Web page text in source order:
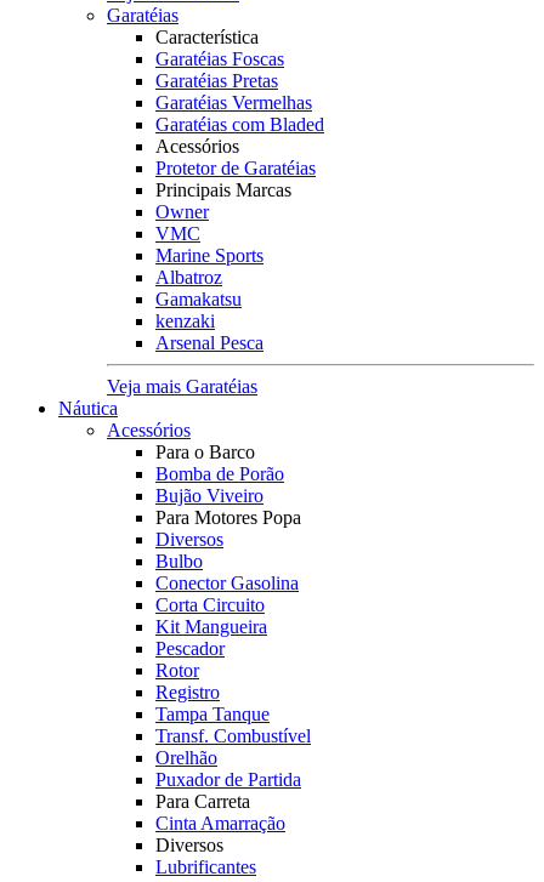
Garatéias
Característica
Garatéias Foscas
Garatéias Pretas
Garatéias Vermelhas
Garatéias com Bladed
Acessórios
Protetor de Garatéias
Principais Marcas
Owner
VMC
Marine Sports
Albatroz
Gamakatsu
kenzaki
Arsenal Pesca
Veja mais Garatéias
Náutica
Acessórios
Para o Barco
Bomba de Porão
Bujão Viveiro
Para Motores Popa
Diversos
Bulbo
Conector Gasolina
Corta Circuito
Kit Mangueira
Pescador
Rotor
Registro
Tampa Tanque
Transf. Combustível
Orelhão
Puxador de Partida
Para Carreta
Cinta Amarração
Diversos
Lubrificantes